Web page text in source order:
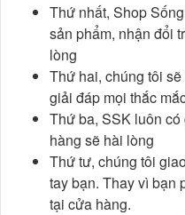
Thứ nhất, Shop
sản phẩm, nhận đổi
lòng
Thứ hai, chúng tôi
giải đáp mọi thắc
Thứ ba, SSK luôn
hàng sẽ hài lòng
Thứ tư, chúng tôi
tay bạn. Thay vì bạn
tại cửa hàng.